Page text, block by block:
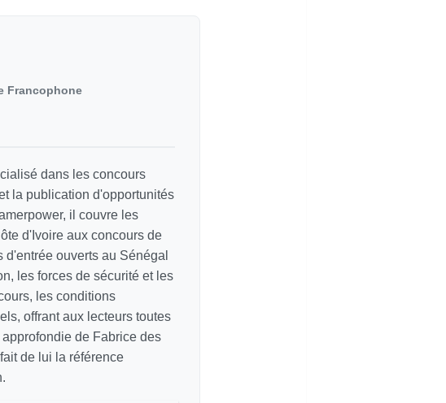
Francophone
dans les concours
la publication d'opportunités
il couvre les
d'Ivoire aux concours de
ouverts au Sénégal
les forces de sécurité et les
les conditions
offrant aux lecteurs toutes
de Fabrice des
de lui la référence